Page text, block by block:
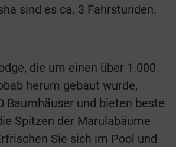
sind es ca. 3 Fahrstunden.
die um einen über 1.000
herum gebaut wurde,
Baumhäuser und bieten beste
Spitzen der Marulabäume
Sie sich im Pool und